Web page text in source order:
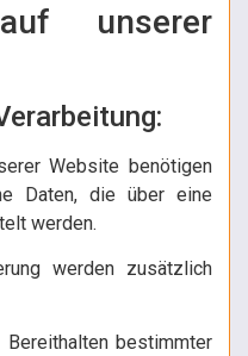
unserer
Website benötigen
Daten, die über eine
werden.
werden zusätzlich
bestimmter